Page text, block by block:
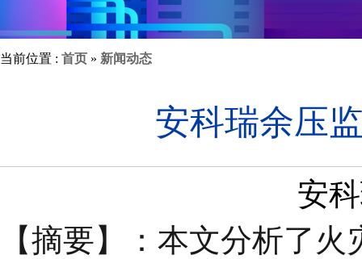
当前位置 : 首页 » 新闻动态
安科瑞余压
安
【摘要】：本文分析了